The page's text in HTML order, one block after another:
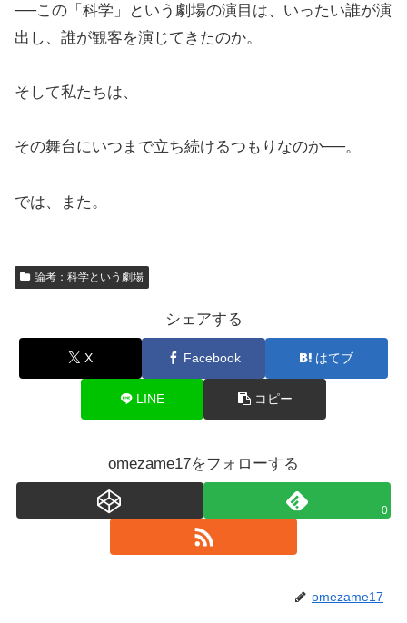
──この「科学」という劇場の演目は、いったい誰が演
出し、誰が観客を演じてきたのか。
そして私たちは、
その舞台にいつまで立ち続けるつもりなのか──。
では、また。
論考：科学という劇場
シェアする
X Facebook はてブ
LINE コピー
omezame17をフォローする
0
omezame17